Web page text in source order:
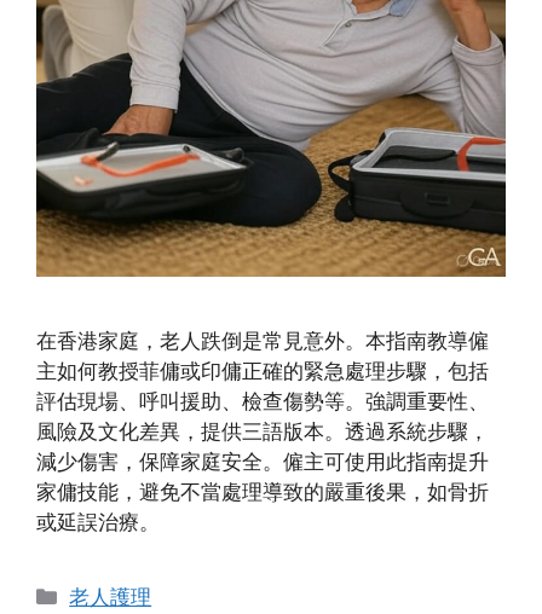
在香港家庭，老人跌倒是常見意外。本指南教導僱
主如何教授菲傭或印傭正確的緊急處理步驟，包括
評估現場、呼叫援助、檢查傷勢等。強調重要性、
風險及文化差異，提供三語版本。透過系統步驟，
減少傷害，保障家庭安全。僱主可使用此指南提升
家傭技能，避免不當處理導致的嚴重後果，如骨折
或延誤治療。
Categories
老人護理